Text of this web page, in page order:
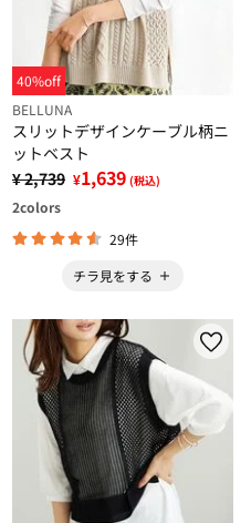
40%off
BELLUNA
スリットデザインケーブル柄ニ
ットベスト
¥ 2,739 ¥1,639 (税込)
2colors
29件
チラ見をする